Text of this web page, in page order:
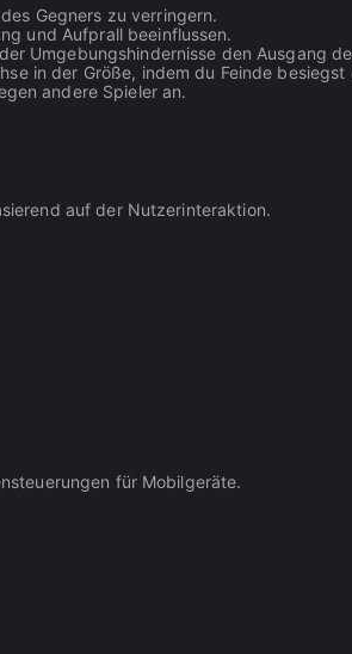
Gegners zu verringern.
und Aufprall beeinflussen.
Umgebungshindernisse den Ausgang
in der Größe, indem du Feinde
andere Spieler an.
auf der Nutzerinteraktion.
für Mobilgeräte.